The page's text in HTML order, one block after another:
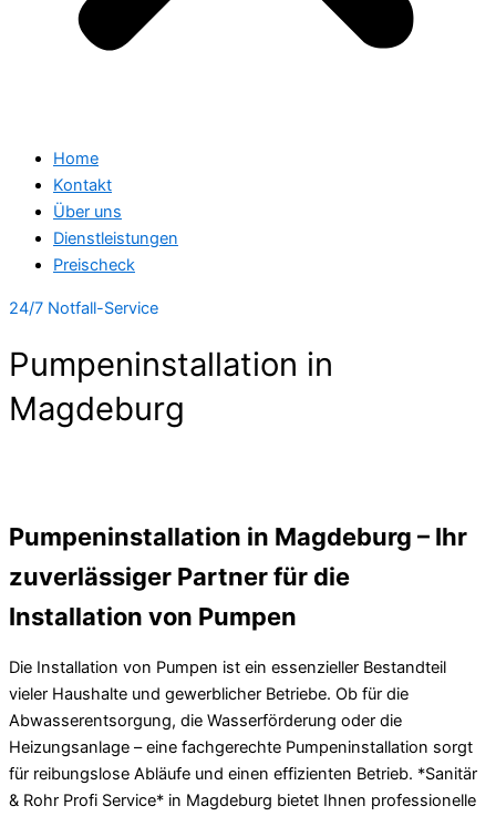
Home
Kontakt
Über uns
Dienstleistungen
Preischeck
24/7 Notfall-Service
Pumpeninstallation in
Magdeburg
Pumpeninstallation in Magdeburg – Ihr
zuverlässiger Partner für die
Installation von Pumpen
Die Installation von Pumpen ist ein essenzieller Bestandteil
vieler Haushalte und gewerblicher Betriebe. Ob für die
Abwasserentsorgung, die Wasserförderung oder die
Heizungsanlage – eine fachgerechte Pumpeninstallation sorgt
für reibungslose Abläufe und einen effizienten Betrieb. *Sanitär
& Rohr Profi Service* in Magdeburg bietet Ihnen professionelle